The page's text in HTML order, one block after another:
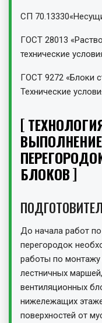
СП
ГОСТ 28013
технические
ГОСТ 9272 «Блоки
Технические
БЛОКОВ
До начала работ по
перегородок
работы по
лестничных
вентиляционных
нижележащих
поверхностей от